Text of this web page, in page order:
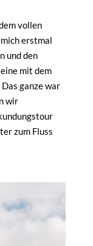
vollen
erstmal
und den
mit dem
ganze war
wir
zum Fluss